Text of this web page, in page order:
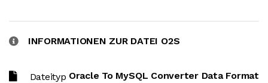
INFORMATIONEN ZUR DATEI O2S
Dateityp Oracle To MySQL Converter Data Format